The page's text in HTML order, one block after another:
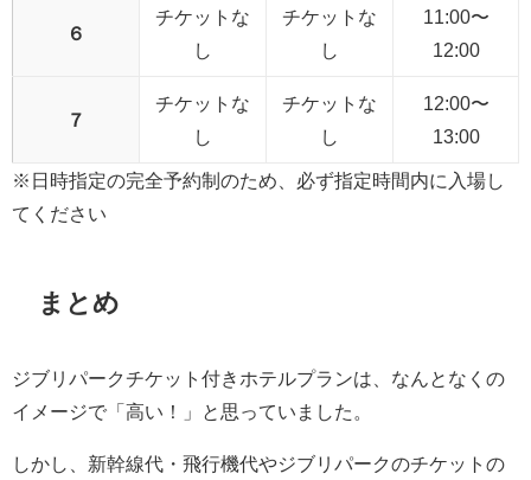
６
チケットな
し
チケットな
し
11:00〜
12:00
７
チケットな
し
チケットな
し
12:00〜
13:00
※日時指定の完全予約制のため、必ず指定時間内に入場し
てください
まとめ
ジブリパークチケット付きホテルプランは、なんとなくの
イメージで「高い！」と思っていました。
しかし、新幹線代・飛行機代やジブリパークのチケットの